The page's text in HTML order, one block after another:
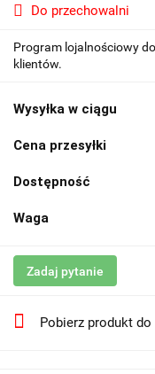
Do przechowalni
Program lojalnościowy
klientów.
Wysyłka w ciągu
Cena przesyłki
Dostępność
Waga
Zadaj pytanie
Pobierz produkt do